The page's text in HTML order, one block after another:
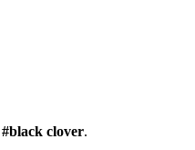
#black clover.